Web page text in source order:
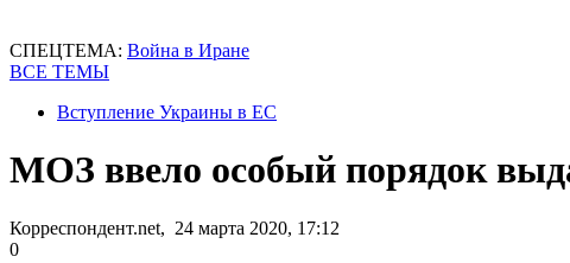
СПЕЦТЕМА: Война в Иране
ВСЕ ТЕМЫ
Вступление Украины в ЕС
МОЗ ввело особый порядок
Корреспондент.net, 24 марта 2020, 17:12
0